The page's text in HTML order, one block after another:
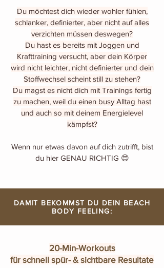
Du möchtest dich wieder wohler fühlen,
schlanker, definierter, aber nicht auf alles
verzichten müssen deswegen?
Du hast es bereits mit Joggen und
Krafttraining versucht, aber dein Körper
wird nicht leichter, nicht definierter und dein
Stoffwechsel scheint still zu stehen?
Du magst es nicht dich mit Trainings fertig
zu machen, weil du einen busy Alltag hast
und auch so mit deinem Energielevel
kämpfst?
Wenn nur etwas davon auf dich zutrifft, bist
du hier GENAU RICHTIG 😍
DAMIT BEKOMMST DU DEIN BEACH
BODY FEELING:
20-Min-Workouts
für schnell spür- & sichtbare Resultate